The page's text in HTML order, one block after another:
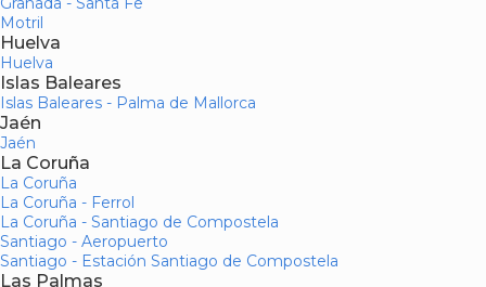
Motril
Huelva
Huelva
Islas Baleares
Islas Baleares - Palma de Mallorca
Jaén
Jaén
La Coruña
La Coruña
La Coruña - Ferrol
La Coruña - Santiago de Compostela
Santiago - Aeropuerto
Santiago - Estación Santiago de Compostela
Las Palmas